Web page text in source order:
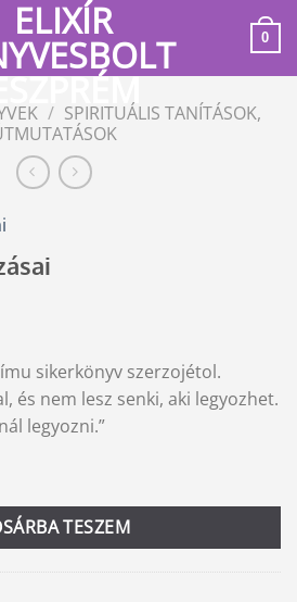
0
/ SPIRITUÁLIS TANÍTÁSOK,
sikerkönyv szerzojétol.
és nem lesz senki, aki legyozhet.
legyozni.”
TESZEM